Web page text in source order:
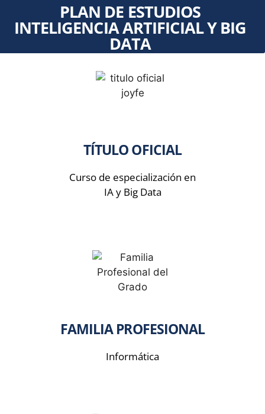
PLAN DE ESTUDIOS
INTELIGENCIA ARTIFICIAL Y BIG
DATA
TÍTULO OFICIAL
Curso de especialización en
IA y Big Data
FAMILIA PROFESIONAL
Informática